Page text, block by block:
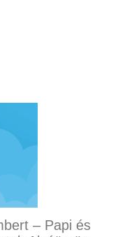
– Papi és